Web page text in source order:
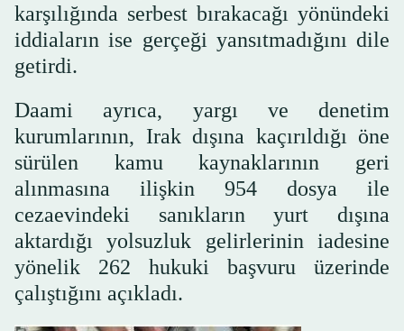
karşılığında serbest bırakacağı yönündeki
iddiaların ise gerçeği yansıtmadığını dile
getirdi.
Daami ayrıca, yargı ve denetim
kurumlarının, Irak dışına kaçırıldığı öne
sürülen kamu kaynaklarının geri
alınmasına ilişkin 954 dosya ile
cezaevindeki sanıkların yurt dışına
aktardığı yolsuzluk gelirlerinin iadesine
yönelik 262 hukuki başvuru üzerinde
çalıştığını açıkladı.